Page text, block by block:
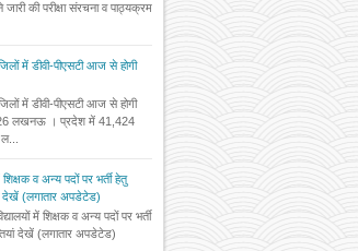
की परीक्षा संरचना व पाठ्यक्रम
जिलों में डीवी-पीएसटी आज से होगी
जिलों में डीवी-पीएसटी आज से होगी
लखनऊ । प्रदेश में 41,424
शिक्षक व अन्य पदों पर भर्ती हेतु
देखें (लगातार अपडेटेड)
में शिक्षक व अन्य पदों पर भर्ती
देखें (लगातार अपडेटेड)